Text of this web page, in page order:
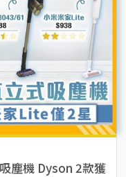
塵機 Dyson 2款獲